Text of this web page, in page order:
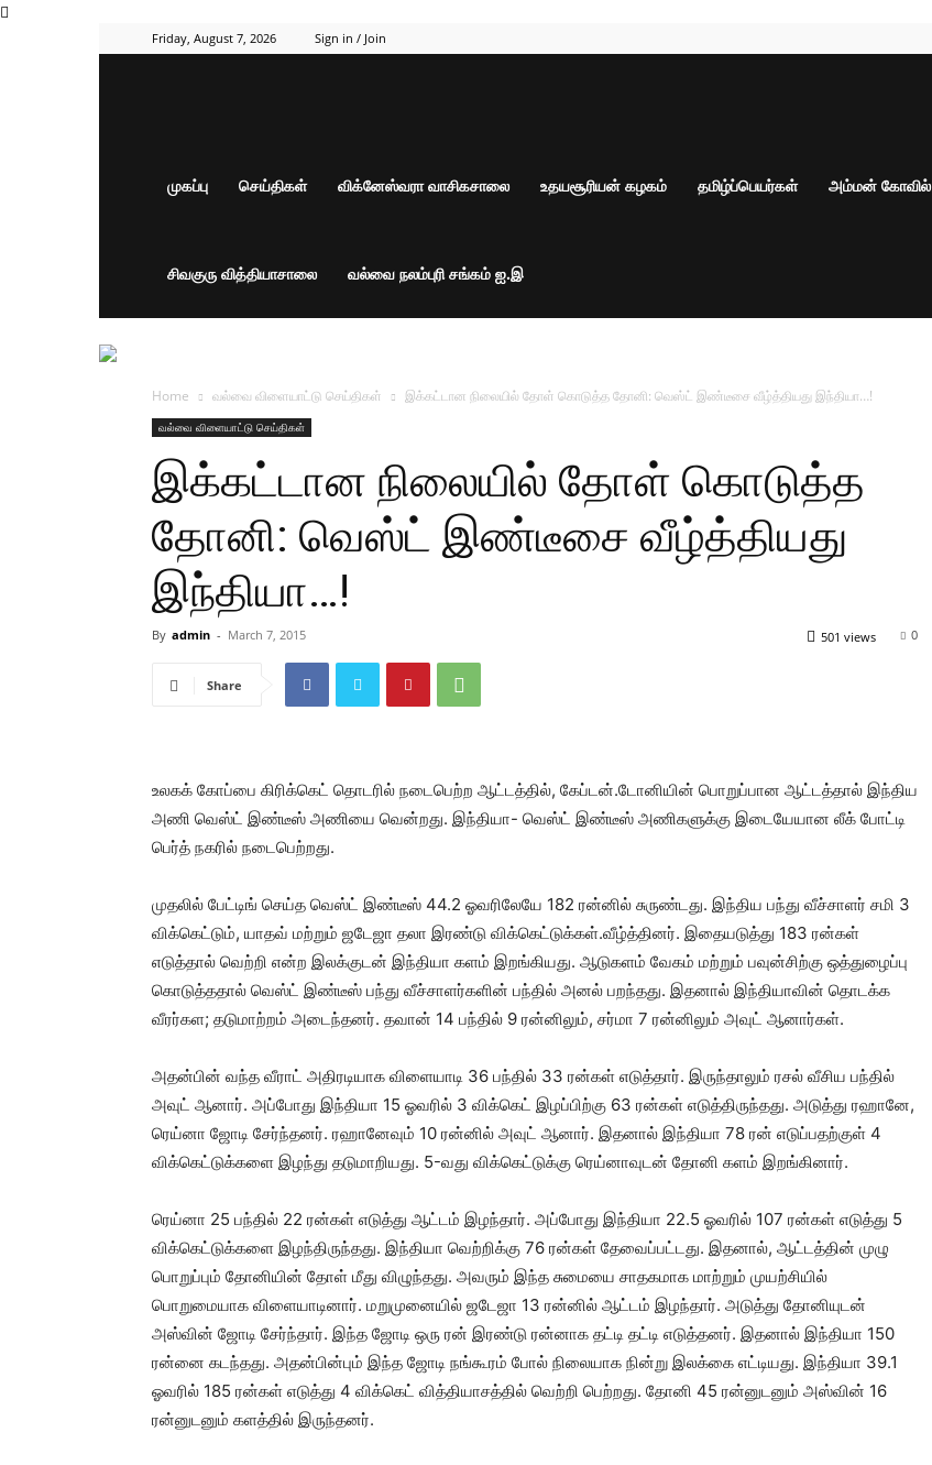
Friday, August 7, 2026 Sign in / Join
முகப்பு செய்திகள் விக்னேஸ்வரா வாசிகசாலை உதயசூரியன் கழகம் தமிழ்ப்பெயர்கள் அம்மன் கோவில்
சிவகுரு வித்தியாசாலை வல்வை நலம்புரி சங்கம் ஐ.இ
Home வல்வை விளையாட்டு செய்திகள் இக்கட்டான நிலையில் தோள் கொடுத்த தோனி: வெஸ்ட் இண்டீசை வீழ்த்தியது இந்தியா…!
வல்வை விளையாட்டு செய்திகள்
இக்கட்டான நிலையில் தோள் கொடுத்த
தோனி: வெஸ்ட் இண்டீசை வீழ்த்தியது
இந்தியா…!
By admin - March 7, 2015 0
501 views
Share
உலகக் கோப்பை கிரிக்கெட் தொடரில் நடைபெற்ற ஆட்டத்தில், கேப்டன்.டோனியின் பொறுப்பான ஆட்டத்தால் இந்திய
அணி வெஸ்ட் இண்டீஸ் அணியை வென்றது. இந்தியா- வெஸ்ட் இண்டீஸ் அணிகளுக்கு இடையேயான லீக் போட்டி
பெர்த் நகரில் நடைபெற்றது.
முதலில் பேட்டிங் செய்த வெஸ்ட் இண்டீஸ் 44.2 ஓவரிலேயே 182 ரன்னில் சுருண்டது. இந்திய பந்து வீச்சாளர் சமி 3
விக்கெட்டும், யாதவ் மற்றும் ஜடேஜா தலா இரண்டு விக்கெட்டுக்கள்.வீழ்த்தினர். இதையடுத்து 183 ரன்கள்
எடுத்தால் வெற்றி என்ற இலக்குடன் இந்தியா களம் இறங்கியது. ஆடுகளம் வேகம் மற்றும் பவுன்சிற்கு ஒத்துழைப்பு
கொடுத்ததால் வெஸ்ட் இண்டீஸ் பந்து வீச்சாளர்களின் பந்தில் அனல் பறந்தது. இதனால் இந்தியாவின் தொடக்க
வீரர்கள; தடுமாற்றம் அடைந்தனர். தவான் 14 பந்தில் 9 ரன்னிலும், சர்மா 7 ரன்னிலும் அவுட் ஆனார்கள்.
அதன்பின் வந்த வீராட் அதிரடியாக விளையாடி 36 பந்தில் 33 ரன்கள் எடுத்தார். இருந்தாலும் ரசல் வீசிய பந்தில்
அவுட் ஆனார். அப்போது இந்தியா 15 ஓவரில் 3 விக்கெட் இழப்பிற்கு 63 ரன்கள் எடுத்திருந்தது. அடுத்து ரஹானே,
ரெய்னா ஜோடி சேர்ந்தனர். ரஹானேவும் 10 ரன்னில் அவுட் ஆனார். இதனால் இந்தியா 78 ரன் எடுப்பதற்குள் 4
விக்கெட்டுக்களை இழந்து தடுமாறியது. 5-வது விக்கெட்டுக்கு ரெய்னாவுடன் தோனி களம் இறங்கினார்.
ரெய்னா 25 பந்தில் 22 ரன்கள் எடுத்து ஆட்டம் இழந்தார். அப்போது இந்தியா 22.5 ஓவரில் 107 ரன்கள் எடுத்து 5
விக்கெட்டுக்களை இழந்திருந்தது. இந்தியா வெற்றிக்கு 76 ரன்கள் தேவைப்பட்டது. இதனால், ஆட்டத்தின் முழு
பொறுப்பும் தோனியின் தோள் மீது விழுந்தது. அவரும் இந்த சுமையை சாதகமாக மாற்றும் முயற்சியில்
பொறுமையாக விளையாடினார். மறுமுனையில் ஜடேஜா 13 ரன்னில் ஆட்டம் இழந்தார். அடுத்து தோனியுடன்
அஸ்வின் ஜோடி சேர்ந்தார். இந்த ஜோடி ஒரு ரன் இரண்டு ரன்னாக தட்டி தட்டி எடுத்தனர். இதனால் இந்தியா 150
ரன்னை கடந்தது. அதன்பின்பும் இந்த ஜோடி நங்கூரம் போல் நிலையாக நின்று இலக்கை எட்டியது. இந்தியா 39.1
ஓவரில் 185 ரன்கள் எடுத்து 4 விக்கெட் வித்தியாசத்தில் வெற்றி பெற்றது. தோனி 45 ரன்னுடனும் அஸ்வின் 16
ரன்னுடனும் களத்தில் இருந்தனர்.